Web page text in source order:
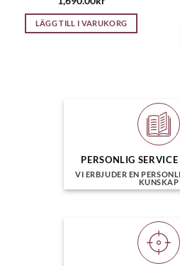
LÄGG TILL I VARUKORG
PERSONLIG
VI ERBJUDER EN
KUNSKAP